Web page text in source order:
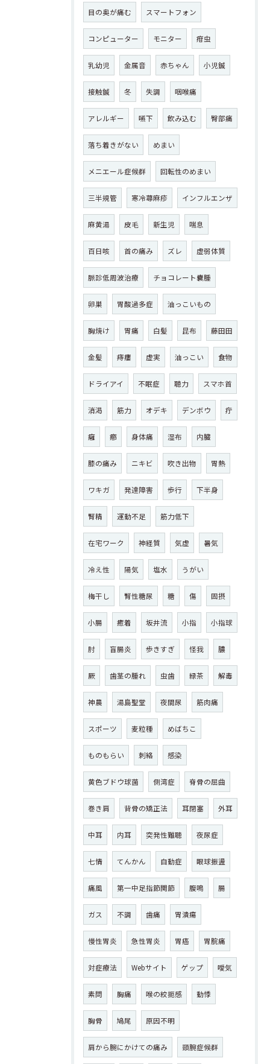
目の奥が痛む スマートフォン
コンピューター モニター 疳虫
乳幼児 金属音 赤ちゃん 小児鍼
接触鍼 冬 失調 咽喉痛
アレルギー 嚥下 飲み込む 臀部痛
落ち着きがない めまい
メニエール症候群 回転性のめまい
三半規管 寒冷蕁麻疹 インフルエンザ
麻黄湯 皮毛 新生児 喘息
百日咳 首の痛み ズレ 虚弱体質
脈診低周波治療 チョコレート嚢腫
卵巣 胃酸過多症 油っこいもの
胸焼け 胃痛 白髪 昆布 藤田田
金髪 痔瘻 虚実 油っこい 食物
ドライアイ 不眠症 聴力 スマホ首
消渇 筋力 オデキ デンボウ 疔
癰 癤 身体痛 湿布 内臓
膝の痛み ニキビ 吹き出物 胃熱
ワキガ 発達障害 歩行 下半身
腎精 運動不足 筋力低下
在宅ワーク 神経質 気虚 暑気
冷え性 陽気 塩水 うがい
梅干し 腎性糖尿 糖 傷 固摂
小腸 癒着 坂井流 小指 小指球
肘 盲腸炎 歩きすぎ 怪我 膿
厥 歯茎の腫れ 虫歯 緑茶 解毒
神農 湯島聖堂 夜間尿 筋肉痛
スポーツ 麦粒種 めばちこ
ものもらい 刺絡 感染
黄色ブドウ球菌 側湾症 脊骨の屈曲
巻き肩 背骨の矯正法 耳閉塞 外耳
中耳 内耳 突発性難聴 夜尿症
七情 てんかん 自動症 眼球振盪
痛風 第一中足指節関節 腹鳴 腸
ガス 不調 歯痛 胃潰瘍
慢性胃炎 急性胃炎 胃癌 胃脘痛
対症療法 Webサイト ゲップ 噯気
素問 胸痛 喉の絞扼感 動悸
胸骨 鳩尾 原因不明
肩から腕にかけての痛み 頸腕症候群